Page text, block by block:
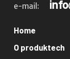
e-mail:
Home
O produktech